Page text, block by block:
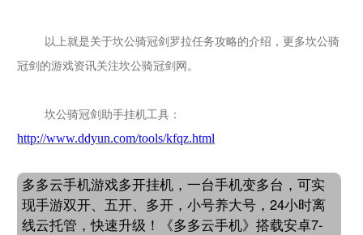
以上就是关于坎公骑冠剑罗拉任务攻略的介绍，更多坎公骑
冠剑 的游戏资讯关注坎公骑冠剑 网。
坎公骑冠剑 助手挂机工具：
http://www.ddyun.com/tools/kfqz.html
多多云手机游戏多开挂机，一台手机变多台，可实
现手游双开、五开、多开，小号养大号，24小时离
线云托管，快速升级！《多多云手机》搭载安卓7-